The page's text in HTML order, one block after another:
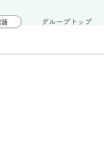
グループトップ